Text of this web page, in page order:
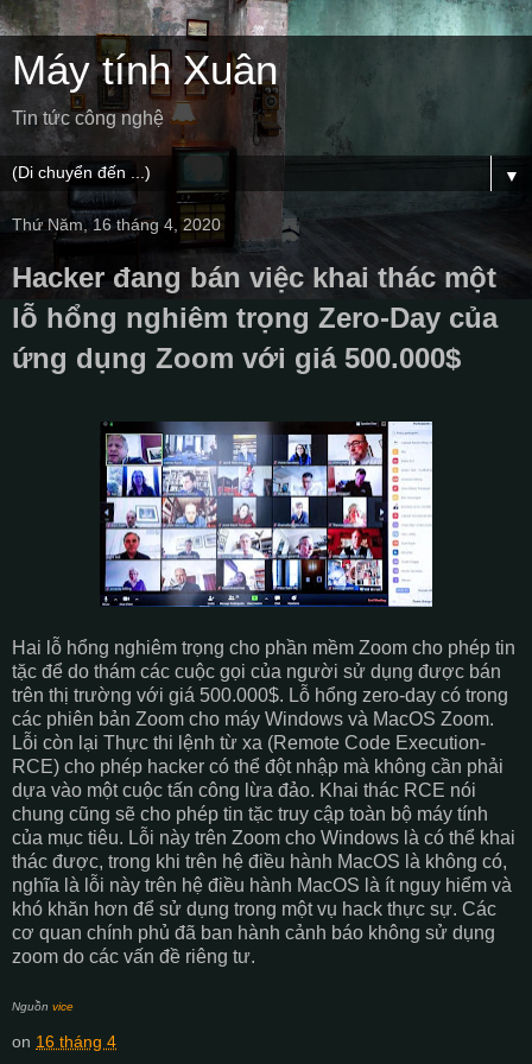
Máy tính Xuân
Tin tức công nghệ
▼
Thứ Năm, 16 tháng 4, 2020
Hacker đang bán việc khai thác một
lỗ hổng nghiêm trọng Zero-Day của
ứng dụng Zoom với giá 500.000$
Hai lỗ hổng nghiêm trọng cho phần mềm Zoom cho phép tin
tặc để do thám các cuộc gọi của người sử dụng được bán
trên thị trường với giá 500.000$. Lỗ hổng zero-day có trong
các phiên bản Zoom cho máy Windows và MacOS Zoom.
Lỗi còn lại Thực thi lệnh từ xa (Remote Code Execution-
RCE) cho phép hacker có thể đột nhập mà không cần phải
dựa vào một cuộc tấn công lừa đảo. Khai thác RCE nói
chung cũng sẽ cho phép tin tặc truy cập toàn bộ máy tính
của mục tiêu. Lỗi này trên Zoom cho Windows là có thể khai
thác được, trong khi trên hệ điều hành MacOS là không có,
nghĩa là lỗi này trên hệ điều hành MacOS là ít nguy hiểm và
khó khăn hơn để sử dụng trong một vụ hack thực sự. Các
cơ quan chính phủ đã ban hành cảnh báo không sử dụng
zoom do các vấn đề riêng tư.
Nguồn vice
on 16 tháng 4